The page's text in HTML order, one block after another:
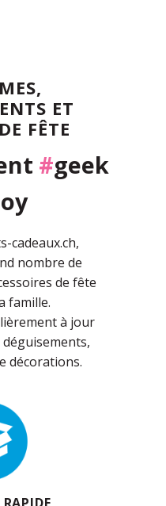
ET
FÊTE
#geek
cadeaux.ch,
nombre de
de fête
famille.
à jour
décorations.